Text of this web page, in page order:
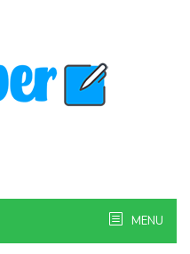
MENU